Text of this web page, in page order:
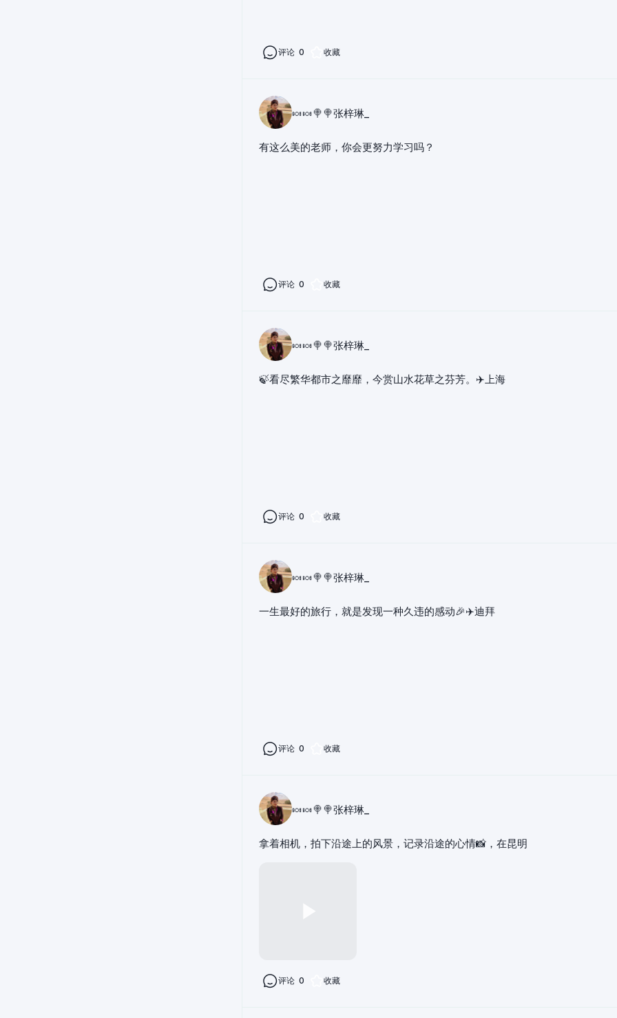
评论 0 收藏
🍬🍬🍭🍭张梓琳_
有这么美的老师，你会更努力学习吗？
评论 0 收藏
🍬🍬🍭🍭张梓琳_
🍃看尽繁华都市之靡靡，今赏山水花草之芬芳。✈️上海
评论 0 收藏
🍬🍬🍭🍭张梓琳_
一生最好的旅行，就是发现一种久违的感动🎉✈️迪拜
评论 0 收藏
🍬🍬🍭🍭张梓琳_
拿着相机，拍下沿途上的风景，记录沿途的心情📸，在昆明
评论 0 收藏